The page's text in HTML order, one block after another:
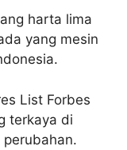
harta lima
yang mesin
List Forbes
terkaya di